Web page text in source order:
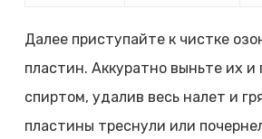
Далее приступайте к чистке
пластин. Аккуратно выньте их и
спиртом, удалив весь налет и
пластины треснули или